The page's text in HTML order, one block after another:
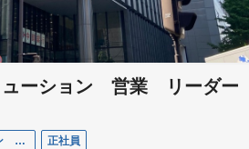
ューション 営業 リーダー
ERP・業務DXソリューション 営業 リーダー候補（大阪） 正社員